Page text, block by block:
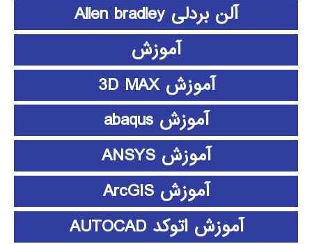
آلن بردلی Allen bradley
آموزش
آموزش 3D MAX
آموزش abaqus
آموزش ANSYS
آموزش ArcGIS
آموزش اتوکد AUTOCAD